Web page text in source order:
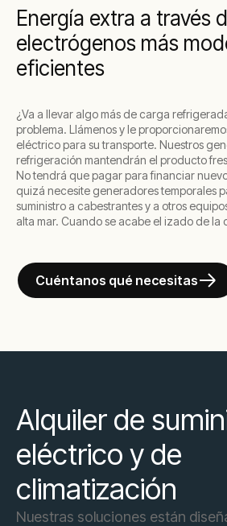
Energía extra a través
electrógenos más
eficientes
¿Va a llevar algo más de carga
problema. Llámenos y le
eléctrico para su transporte. Nuestros
refrigeración mantendrán el producto
No tendrá que pagar para financiar
quizá necesite generadores temporales
suministro a cabestrantes y a otros
alta mar. Cuando se acabe el izado de la
Cuéntanos qué necesitas
Alquiler de
eléctrico y de
climatización
Nuestras soluciones están